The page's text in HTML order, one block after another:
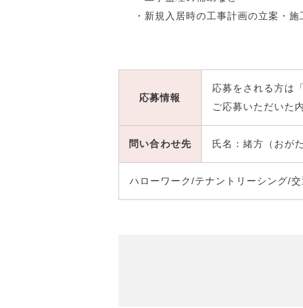
・新規入居時の工事計画の立案・
応募情報
応募をされる方は
ご応募いただいた
問い合わせ先 氏名：緒方（お
ハローワーク/テナントリーシング/